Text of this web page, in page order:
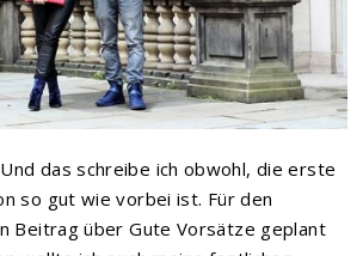
das schreibe ich obwohl, die erste
so gut wie vorbei ist. Für den
Beitrag über Gute Vorsätze geplant